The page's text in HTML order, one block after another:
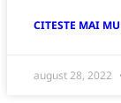
CITESTE MAI
august 28, 2022